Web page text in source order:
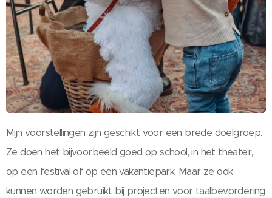
Mijn voorstellingen zijn geschikt voor een brede doelgroep.
Ze doen het bijvoorbeeld goed op school, in het theater,
op een festival of op een vakantiepark. Maar ze ook
kunnen worden gebruikt bij projecten voor taalbevordering